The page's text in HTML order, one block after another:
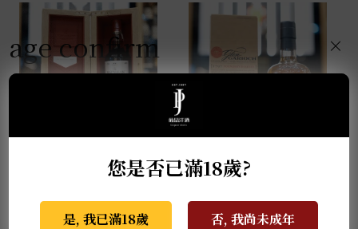
麥卡倫THE RED
COLLECTION 50年
格蘭蓋瑞典藏特級單一
麥芽威士忌 0.7L
NT$940
age confirm
您是否已滿18歲?
是, 我已滿18歲 否, 我尚未成年
×